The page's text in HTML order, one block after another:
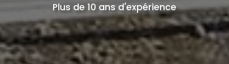
Plus de 10 ans d'expérience